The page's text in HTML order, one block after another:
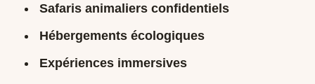
Safaris animaliers confidentiels
Hébergements écologiques
Expériences immersives